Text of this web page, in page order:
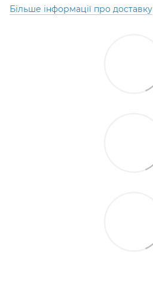
Більше інформації про доставку